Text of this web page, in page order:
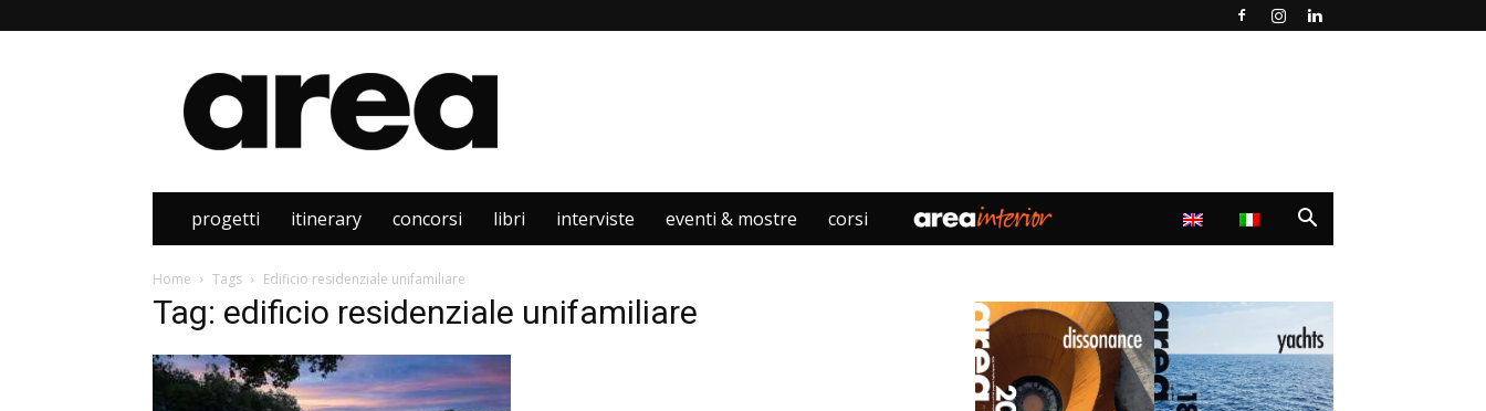
Area
progetti itinerary concorsi libri interviste eventi & mostre corsi
Home Tags Edificio residenziale unifamiliare
Tag: edificio residenziale unifamiliare